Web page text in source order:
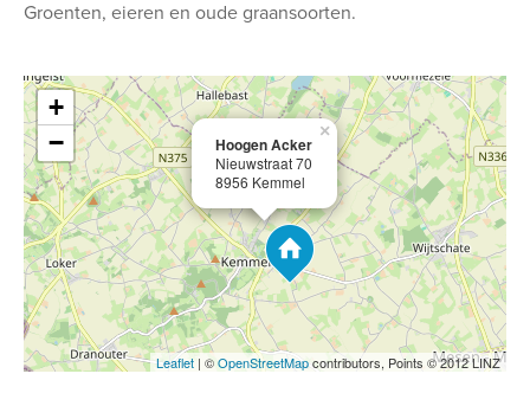
Groenten, eieren en oude graansoorten.
Hoogen Acker
Nieuwstraat 70
8956 Kemmel
×
+
−
Leaflet | ©OpenStreetMapcontributors, Points © 2012 LINZ